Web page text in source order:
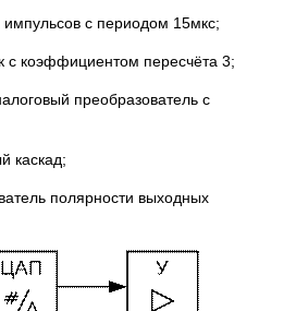
импульсов с периодом 15мкс;
с коэффициентом пересчёта 3;
преобразователь с
полярности выходных